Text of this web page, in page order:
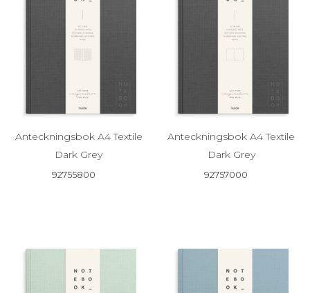
Anteckningsbok A4 Textile
Dark Grey
92755800
Anteckningsbok A4 Textile
Dark Grey
92757000